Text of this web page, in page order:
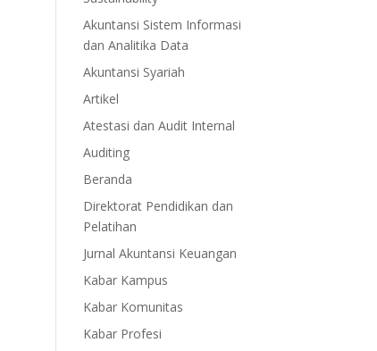
Akuntansi Sistem Informasi
dan Analitika Data
Akuntansi Syariah
Artikel
Atestasi dan Audit Internal
Auditing
Beranda
Direktorat Pendidikan dan
Pelatihan
Jurnal Akuntansi Keuangan
Kabar Kampus
Kabar Komunitas
Kabar Profesi